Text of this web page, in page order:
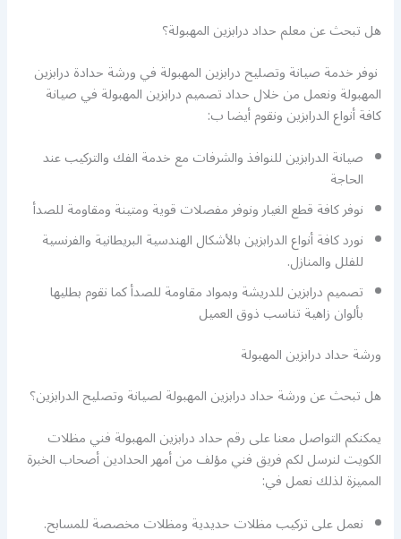
هل تبحث عن معلم حداد درابزين المهبولة؟
نوفر خدمة صيانة وتصليح درابزين المهبولة في ورشة حدادة درابزين
المهبولة ونعمل من خلال حداد تصميم درابزين المهبولة في صيانة
كافة أنواع الدرابزين ونقوم أيضا ب:
صيانة الدرابزين للنوافذ والشرفات مع خدمة الفك والتركيب عند
الحاجة
نوفر كافة قطع الغيار ونوفر مفصلات قوية ومتينة ومقاومة للصدأ
نورد كافة أنواع الدرابزين بالأشكال الهندسية البريطانية والفرنسية
للفلل والمنازل.
تصميم درابزين للدريشة وبمواد مقاومة للصدأ كما نقوم بطليها
بألوان زاهية تناسب ذوق العميل
ورشة حداد درابزين المهبولة
هل تبحث عن ورشة حداد درابزين المهبولة لصيانة وتصليح الدرابزين؟
يمكنكم التواصل معنا على رقم حداد درابزين المهبولة فني مظلات
الكويت لنرسل لكم فريق فني مؤلف من أمهر الحدادين أصحاب الخبرة
المميزة لذلك نعمل في:
نعمل على تركيب مظلات حديدية ومظلات مخصصة للمسابح.